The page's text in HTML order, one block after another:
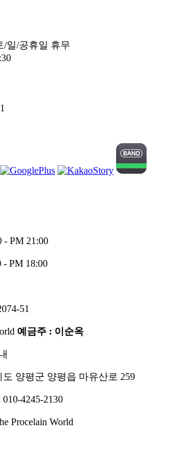
/일/공휴일 휴무
- PM 21:00
- PM 18:00
51
예금주 : 이순옥
도 양평군 양평읍 마유산로 259
4245-2130
Procelain World